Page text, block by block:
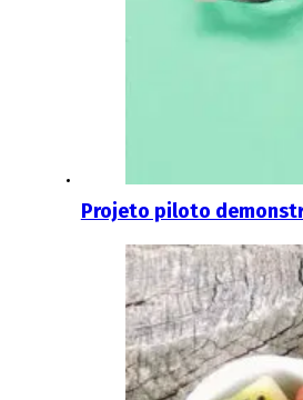
Projeto piloto